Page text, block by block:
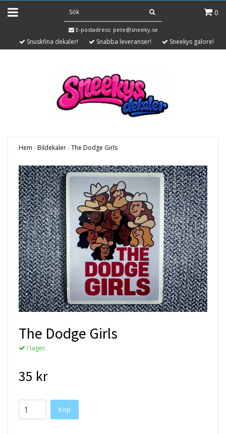
0
E-postadress: pete@sneeky.se
Snuskfina dekaler! Snabba leveranser! Sneekys galore!
Hem › Bildekaler› The Dodge Girls
The Dodge Girls
I lager.
35 kr
Köp